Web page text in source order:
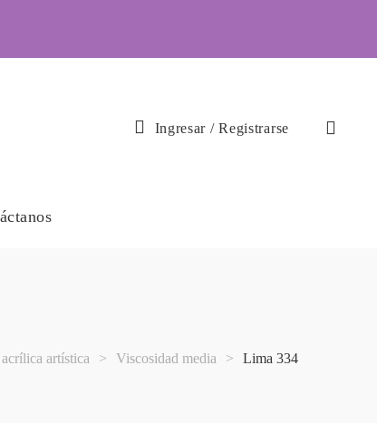
Ingresar /Registrarse
artística > Viscosidad media > Lima 334